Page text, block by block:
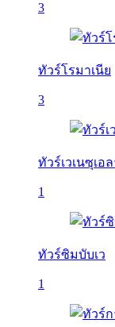
3
ทัวร์โรมาเนีย
3
ทัวร์เวเนซุเอ
1
ทัวร์ซิมบับเว
1